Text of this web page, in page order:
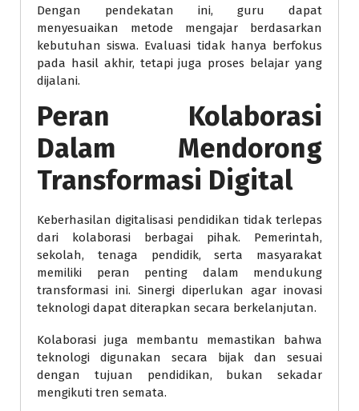
Dengan pendekatan ini, guru dapat
menyesuaikan metode mengajar berdasarkan
kebutuhan siswa. Evaluasi tidak hanya berfokus
pada hasil akhir, tetapi juga proses belajar yang
dijalani.
Peran Kolaborasi
Dalam Mendorong
Transformasi Digital
Keberhasilan digitalisasi pendidikan tidak terlepas
dari kolaborasi berbagai pihak. Pemerintah,
sekolah, tenaga pendidik, serta masyarakat
memiliki peran penting dalam mendukung
transformasi ini. Sinergi diperlukan agar inovasi
teknologi dapat diterapkan secara berkelanjutan.
Kolaborasi juga membantu memastikan bahwa
teknologi digunakan secara bijak dan sesuai
dengan tujuan pendidikan, bukan sekadar
mengikuti tren semata.